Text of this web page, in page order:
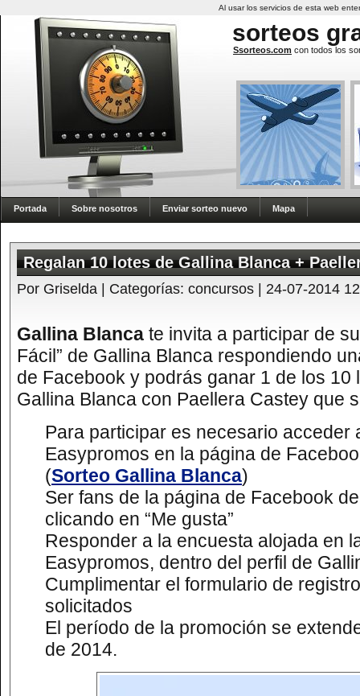
sorteos
Ssorteos.com con todos los
Portada Sobre nosotros Enviar sorteo nuevo Mapa
Regalan 10 lotes de Gallina Blanca +
Por Griselda | Categorías: concursos | 24-07-2014
Gallina Blanca te invita a participar de
Fácil” de Gallina Blanca respondiendo
de Facebook y podrás ganar 1 de los 10
Gallina Blanca con Paellera Castey que
Para participar es necesario acceder
Easypromos en la página de
(Sorteo Gallina Blanca)
Ser fans de la página de Facebook
clicando en “Me gusta”
Responder a la encuesta alojada en
Easypromos, dentro del perfil de
Cumplimentar el formulario de
solicitados
El período de la promoción se
de 2014.
Al usar los servicios de esta web